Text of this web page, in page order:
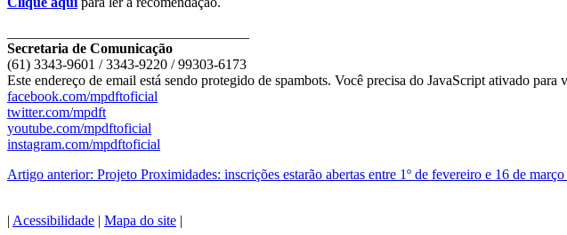
Secretaria de Comunicação
(61) 3343-9601 / 3343-9220 / 99303-6173
Este endereço de email está sendo protegido de spambots. Você precisa do JavaScript ativado para
facebook.com/mpdftoficial
twitter.com/mpdft
youtube.com/mpdftoficial
instagram.com/mpdftoficial
Artigo anterior: Projeto Proximidades: inscrições estarão abertas entre 1º de fevereiro e 16 de março
| Acessibilidade | Mapa do site |